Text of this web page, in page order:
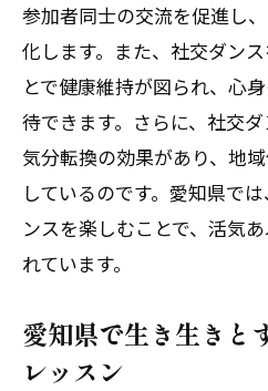
参加者同士の交流を促進し
化します。また、社交ダン
とで健康維持が図られ、心
待できます。さらに、社交
気分転換の効果があり、地
しているのです。愛知県で
ンスを楽しむことで、活気
れています。
愛知県で生き生きと
レッスン
体験レッスン後、その場
体験レッスン後、その場